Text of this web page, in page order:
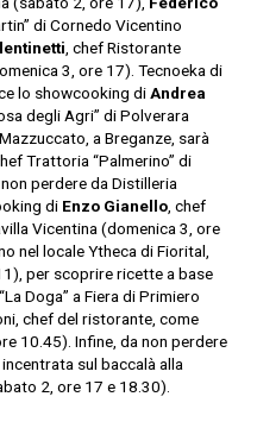
di Cornedo Vicentino
, chef Ristorante
3, ore 17). Tecnoeka di
lo showcooking diAndrea
degli Agri” di Polverara
a Breganze, sarà
Trattoria “Palmerino” di
perdere da Distilleria
di Enzo Gianello, chef
Vicentina (domenica 3, ore
nel locale Ytheca di Fiorital,
per scoprire ricette a base
Doga” a Fiera di Primiero
chef del ristorante, come
10.45). Infine, da non perdere
sul baccalà alla
2, ore 17 e 18.30).